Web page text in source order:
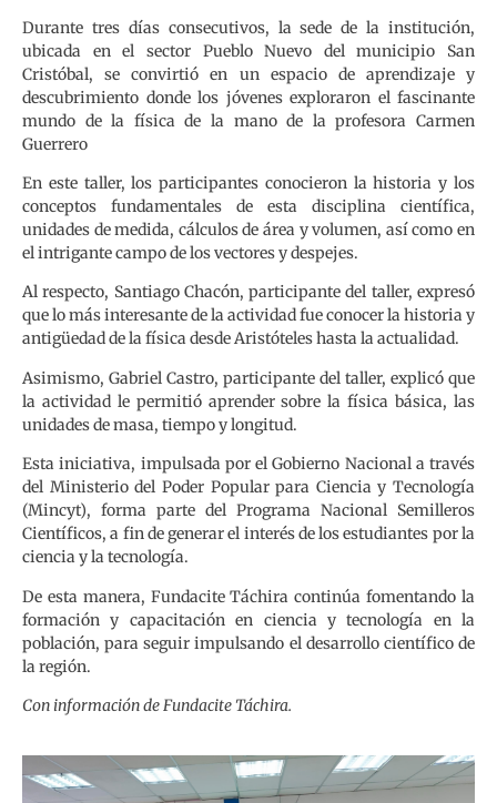
Durante tres días consecutivos, la sede de la institución,
ubicada en el sector Pueblo Nuevo del municipio San
Cristóbal, se convirtió en un espacio de aprendizaje y
descubrimiento donde los jóvenes exploraron el fascinante
mundo de la física de la mano de la profesora Carmen
Guerrero
En este taller, los participantes conocieron la historia y los
conceptos fundamentales de esta disciplina científica,
unidades de medida, cálculos de área y volumen, así como en
el intrigante campo de los vectores y despejes.
Al respecto, Santiago Chacón, participante del taller, expresó
que lo más interesante de la actividad fue conocer la historia y
antigüedad de la física desde Aristóteles hasta la actualidad.
Asimismo, Gabriel Castro, participante del taller, explicó que
la actividad le permitió aprender sobre la física básica, las
unidades de masa, tiempo y longitud.
Esta iniciativa, impulsada por el Gobierno Nacional a través
del Ministerio del Poder Popular para Ciencia y Tecnología
(Mincyt), forma parte del Programa Nacional Semilleros
Científicos, a fin de generar el interés de los estudiantes por la
ciencia y la tecnología.
De esta manera, Fundacite Táchira continúa fomentando la
formación y capacitación en ciencia y tecnología en la
población, para seguir impulsando el desarrollo científico de
la región.
Con información de Fundacite Táchira.